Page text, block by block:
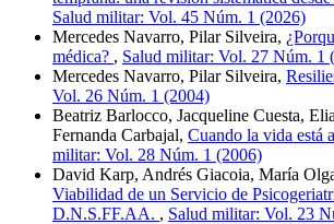
Salud militar: Vol. 45 Núm. 1 (2026)
Mercedes Navarro, Pilar Silveira,
médica? , Salud militar: Vol. 27 Núm. 1
Mercedes Navarro, Pilar Silveira,
Vol. 26 Núm. 1 (2004)
Beatriz Barlocco, Jacqueline Cuesta,
Fernanda Carbajal, Cuando la vida está
militar: Vol. 28 Núm. 1 (2006)
David Karp, Andrés Giacoia, María
Viabilidad de un Servicio de
D.N.S.FF.AA. , Salud militar: Vol. 23